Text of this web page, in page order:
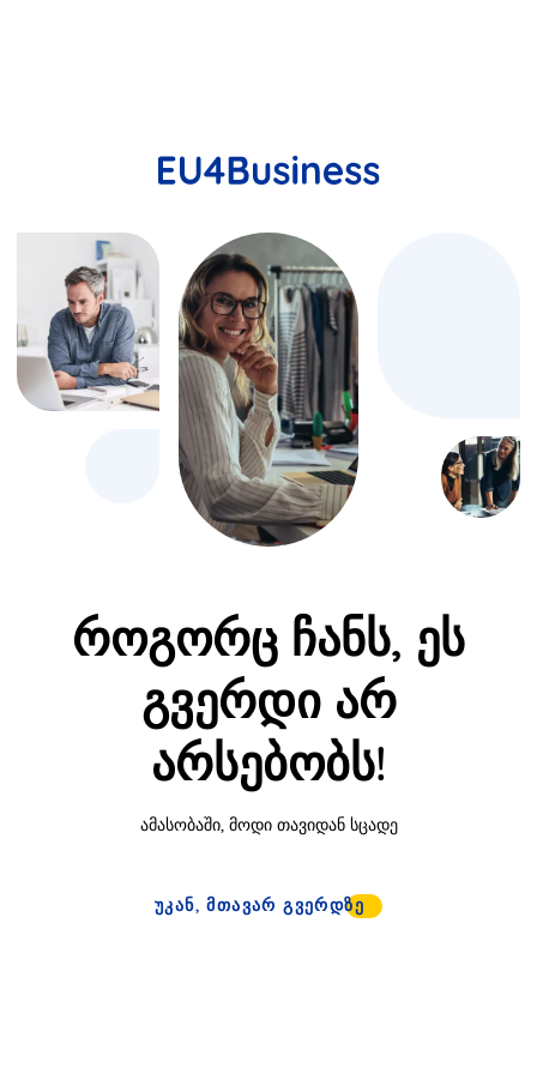
როგორც ჩანს, ეს
გვერდი არ
არსებობს!
ამასობაში, მოდი თავიდან სცადე
ᲣᲙᲐᲜ, ᲛᲗᲐᲕᲐᲠ ᲒᲕᲔᲠᲓᲖᲔ